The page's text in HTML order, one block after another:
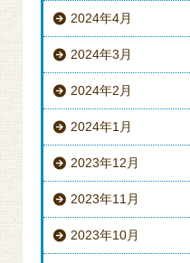
2024年4月
2024年3月
2024年2月
2024年1月
2023年12月
2023年11月
2023年10月